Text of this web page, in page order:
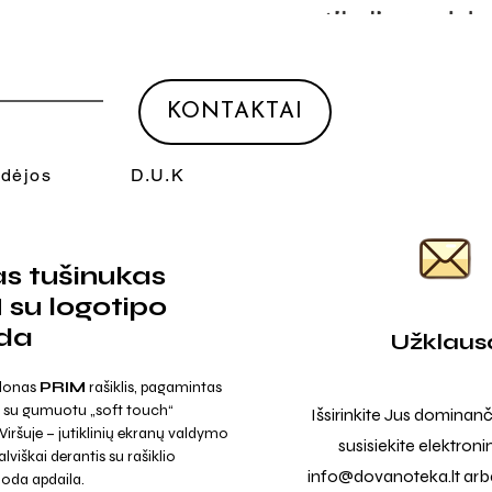
D.U.K
KONTAKTAI
tušinukas
su logotipo
PRIM rašiklis, pagamintas
gumuotu „soft touch“
– jutiklinių ekranų valdymo
derantis su rašiklio
apdaila.
Išsirinkite Jus
susisiekite
info@dovanoteka.lt